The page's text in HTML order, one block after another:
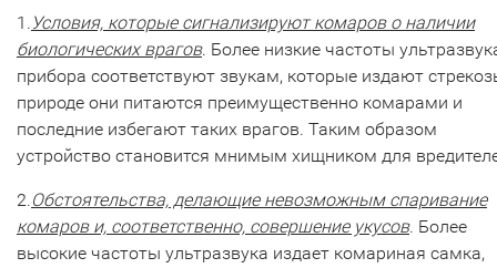
1.Условия, которые сигнализируют комаров о наличии
биологических врагов. Более низкие частоты
прибора соответствуют звукам, которые издают
природе они питаются преимущественно комарами и
последние избегают таких врагов. Таким образом
устройство становится мнимым хищником для
2.Обстоятельства, делающие невозможным спаривание
комаров и, соответственно, совершение укусов. Более
высокие частоты ультразвука издает комариная самка,